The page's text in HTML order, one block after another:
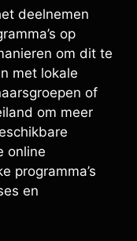
deelnemen
op
om dit te
met lokale
of
om meer
online
programma’s
en